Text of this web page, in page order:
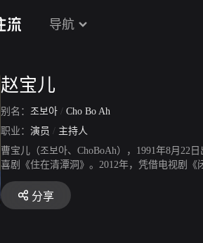
导航
赵宝儿
别名： 조보아 / Cho Bo Ah
职业： 演员 / 主持人
曹宝儿（조보아、ChoBoAh），1991年8月22
喜剧《住在清潭洞》。2012年，凭借电视剧《
4年，主演惊悚爱情电影《刺》;8月主演tvN
赏;8月出演KBS周末连续剧《拜托了，妈妈》
情感剧《怪物》并获得MBC演技大赏女子新
分享